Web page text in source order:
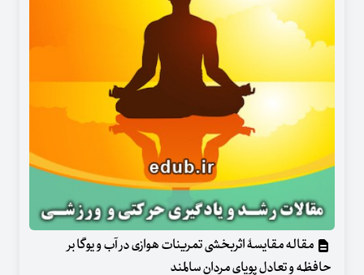
مقاله مقایسۀ اثربخشی تمرینات هوازی در آب و یوگا بر
حافظه و تعادل پویای مردان سالمند